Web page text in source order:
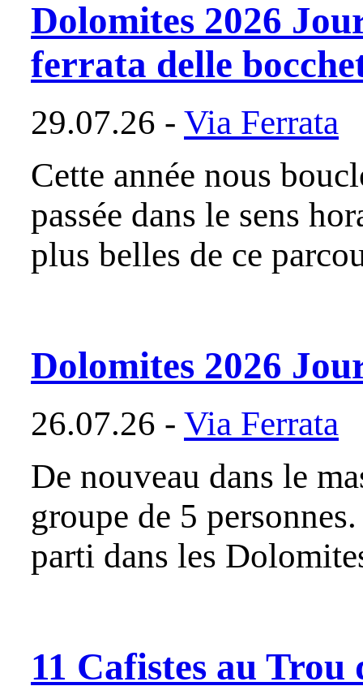
Dolomites 2026
ferrata delle
29.07.26 - Via Ferrata
Cette année nous
passée dans le sens
plus belles de ce
Dolomites 2026
26.07.26 - Via Ferrata
De nouveau dans le
groupe de 5
parti dans les
11 Cafistes au Trou